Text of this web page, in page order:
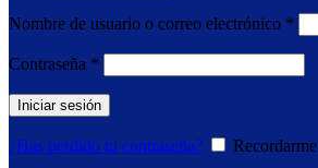
Nombre de usuario o correo electrónico *
Contraseña *
Iniciar sesión
¿Has perdido tu contraseña?
Recordarme